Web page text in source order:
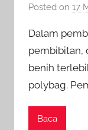
Posted on 17
Dalam
pembibitan,
benih
polybag.
Baca